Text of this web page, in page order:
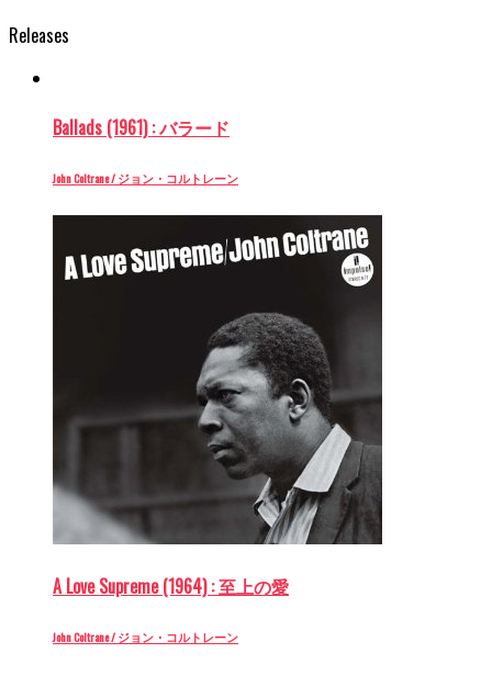
Releases
Ballads (1961) : バラード
John Coltrane / ジョン・コルトレーン
A Love Supreme (1964) : 至上の愛
John Coltrane / ジョン・コルトレーン